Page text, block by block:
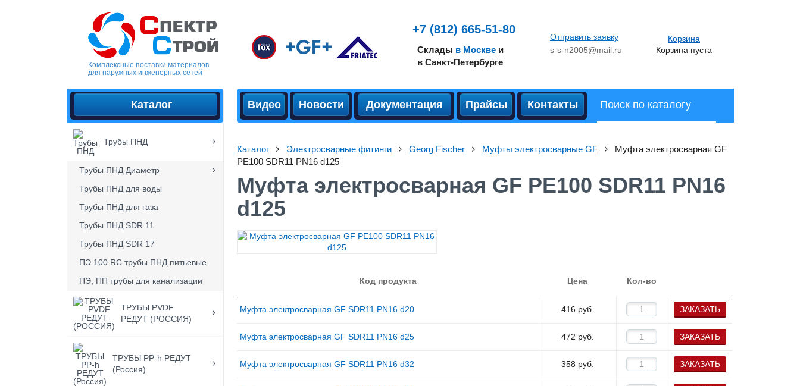
Комплексные поставки материалов
для наружных инженерных сетей
+7 (812) 665-51-80
Склады в Москве и
в Санкт-Петербурге
Отправить заявку
s-s-n2005@mail.ru
Корзина
Корзина пуста
Каталог
Трубы ПНД
Трубы ПНД Диаметр
Трубы ПНД для воды
Трубы ПНД для газа
Трубы ПНД SDR 11
Трубы ПНД SDR 17
ПЭ 100 RC трубы ПНД питьевые
ПЭ, ПП трубы для канализации
ТРУБЫ PVDF
РЕДУТ (РОССИЯ)
ТРУБЫ PP-h РЕДУТ
(Россия)
Видео Новости Документация Прайсы Контакты
Каталог Электросварные фитинги Georg Fischer Муфты электросварные GF
Муфта электросварная GF
PE100 SDR11 PN16 d125
Муфта электросварная GF PE100 SDR11 PN16
d125
Код продукта Цена Кол-во
Муфта электросварная GF SDR11 PN16 d20 416 руб. ЗАКАЗАТЬ
Муфта электросварная GF SDR11 PN16 d25 472 руб. ЗАКАЗАТЬ
Муфта электросварная GF SDR11 PN16 d32 358 руб. ЗАКАЗАТЬ